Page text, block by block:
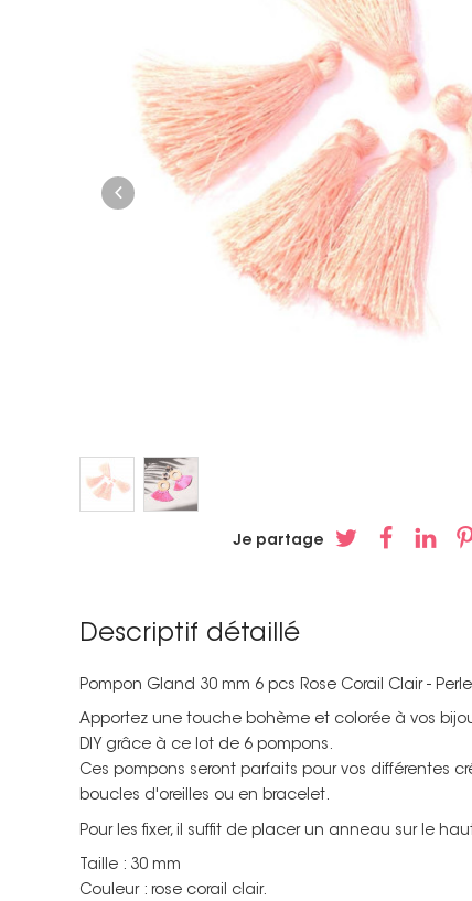
Je partage
Descriptif détaillé
Pompon Gland 30 mm 6 pcs Rose Corail Clair -
Apportez une touche bohème et colorée à vos
DIY grâce à ce lot de 6 pompons.
Ces pompons seront parfaits pour vos différentes
boucles d'oreilles ou en bracelet.
Pour les fixer, il suffit de placer un anneau sur le
Taille : 30 mm
Couleur : rose corail clair.